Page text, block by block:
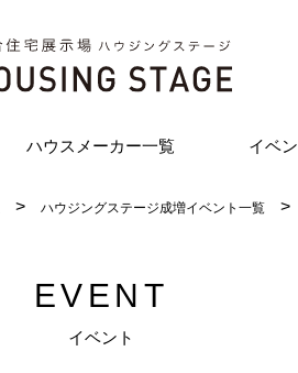
ハウスメーカー一覧 イベ
ハウジングステージ成増イベント一覧
EVENT
イベント